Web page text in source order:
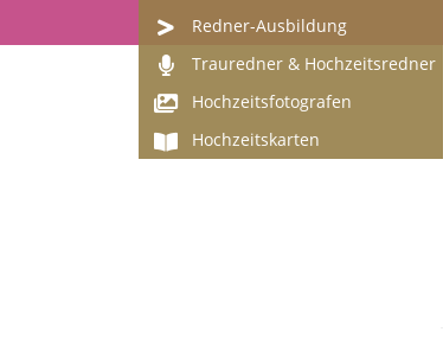
Redner-Ausbildung
Trauredner & Hochzeitsredner
Hochzeitsfotografen
Hochzeitskarten